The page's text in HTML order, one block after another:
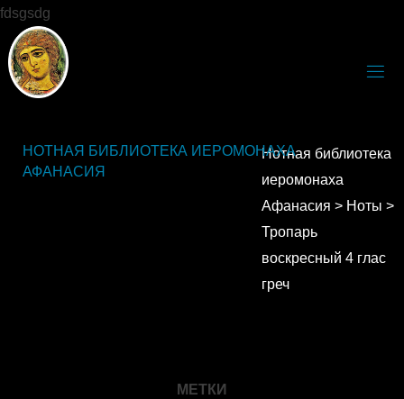
fdsgsdg
НОТНАЯ БИБЛИОТЕКА ИЕРОМОНАХА
АФАНАСИЯ
Нотная библиотека
иеромонаха
Афанасия > Ноты >
Тропарь
воскресный 4 глас
греч
МЕТКИ